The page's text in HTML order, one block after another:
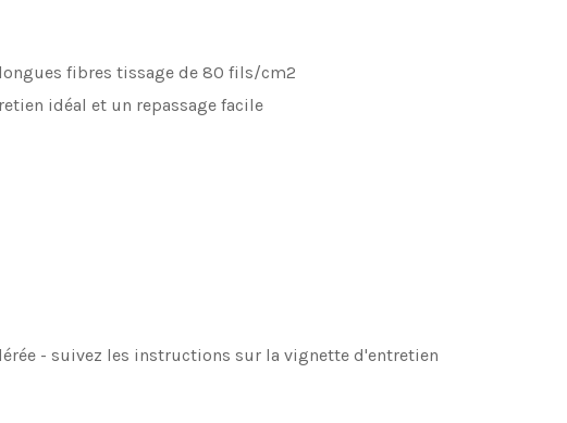
fibres tissage de 80 fils/cm2
idéal et un repassage facile
- suivez les instructions sur la vignette d'entretien